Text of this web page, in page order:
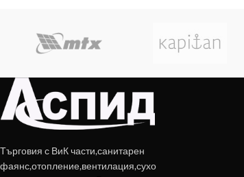
Търговия с ВиК части,санитарен
фаянс,отопление,вентилация,сухо